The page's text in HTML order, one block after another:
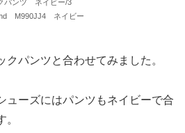
パンツ ネイビー/3
M990JJ4 ネイビー
クパンツと合わせてみました。
ューズにはパンツもネイビーで合